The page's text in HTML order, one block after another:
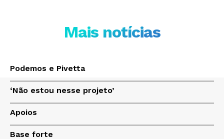
JUNTE-SE NO WHATSAPP
HOME
Mais notícias
Podemos e Pivetta
‘Não estou nesse projeto’
Apoios
Base forte